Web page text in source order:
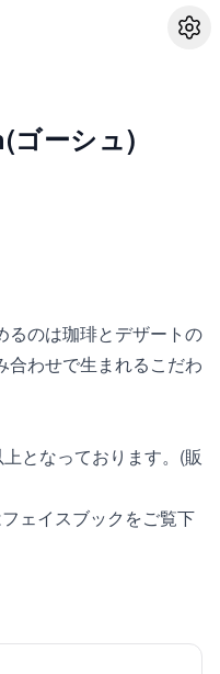
設定
ゴーシュ)
るのは珈琲とデザートの
合わせで生まれるこだわ
となっております。(販
ェイスブックをご覧下